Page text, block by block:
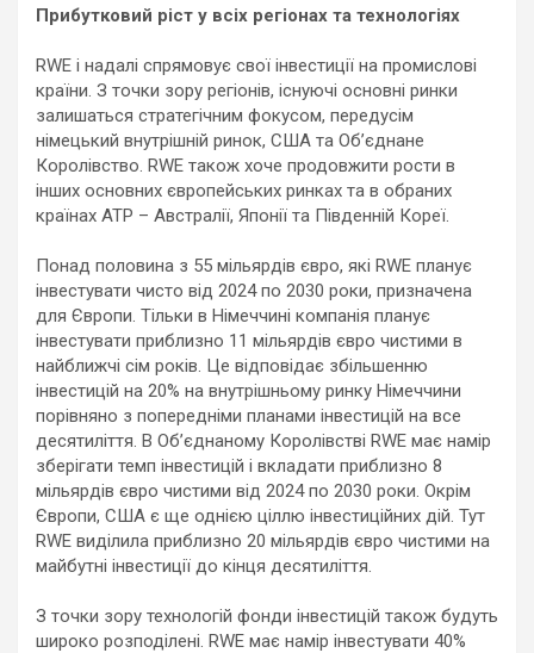
Прибутковий ріст у всіх регіонах та технологіях
RWE і надалі спрямовує свої інвестиції на промислові
країни. З точки зору регіонів, існуючі основні ринки
залишаться стратегічним фокусом, передусім
німецький внутрішній ринок, США та Об’єднане
Королівство. RWE також хоче продовжити рости в
інших основних європейських ринках та в обраних
країнах АТР – Австралії, Японії та Південній Кореї.
Понад половина з 55 мільярдів євро, які RWE планує
інвестувати чисто від 2024 по 2030 роки, призначена
для Європи. Тільки в Німеччині компанія планує
інвестувати приблизно 11 мільярдів євро чистими в
найближчі сім років. Це відповідає збільшенню
інвестицій на 20% на внутрішньому ринку Німеччини
порівняно з попередніми планами інвестицій на все
десятиліття. В Об’єднаному Королівстві RWE має намір
зберігати темп інвестицій і вкладати приблизно 8
мільярдів євро чистими від 2024 по 2030 роки. Окрім
Європи, США є ще однією ціллю інвестиційних дій. Тут
RWE виділила приблизно 20 мільярдів євро чистими на
майбутні інвестиції до кінця десятиліття.
З точки зору технологій фонди інвестицій також будуть
широко розподілені. RWE має намір інвестувати 40%